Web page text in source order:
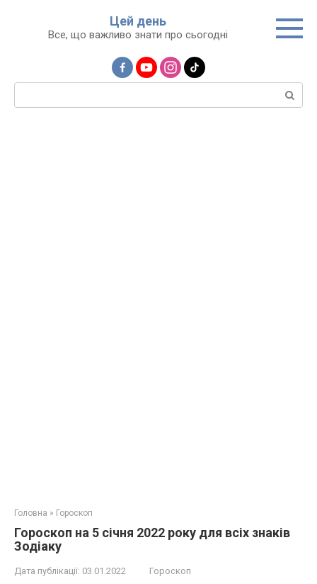
Цей день
Все, що важливо знати про сьогодні
Пошук:
Головна » Гороскоп
Гороскоп на 5 січня 2022 року для всіх знаків
Зодіаку
Дата публікації: 03.01.2022 Гороскоп